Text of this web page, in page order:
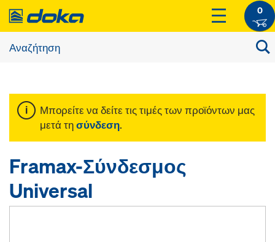
0
Μπορείτε να δείτε τις τιμές των προϊόντων μας
μετά τησύνδεση.
Framax-Σύνδεσμος
Universal